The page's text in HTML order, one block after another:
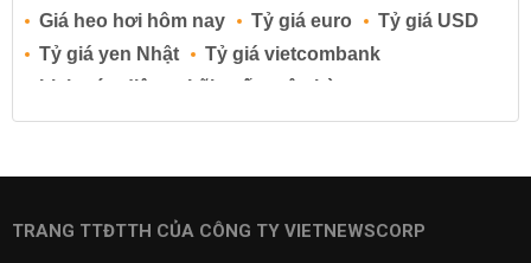
Giá heo hơi hôm nay
Tỷ giá euro
Tỷ giá USD
Tỷ giá yen Nhật
Tỷ giá vietcombank
Lịch cúp điện
Lãi suất ngân hàng
Lãi suất tiết kiệm
Lãi suất tiền gửi
Lãi suất ngân hàng BIDV
TRANG TTĐTTH CỦA CÔNG TY VIETNEWSCORP